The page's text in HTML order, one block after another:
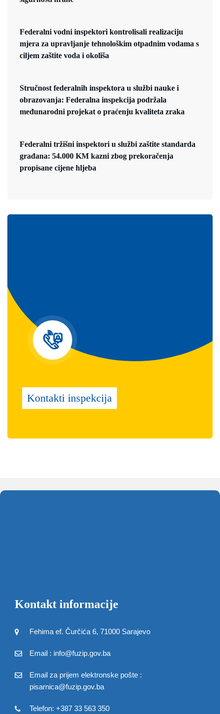
Federalni vodni inspektori kontrolisali realizaciju
mjera za upravljanje tehnološkim otpadnim vodama s
ciljem zaštite voda i okoliša
Stručnost federalnih inspektora u službi nauke i
obrazovanja: Federalna inspekcija podržala
međunarodni projekat o praćenju kvaliteta zraka
Federalni tržišni inspektori u službi zaštite standarda
građana: 54.000 KM kazni zbog prekoračenja
propisane cijene hljeba
Kontakti inspekcija
Kontakt informacije
Fehima ef. Čurčića 6, 71000 Sarajevo
Email : info@fuzip.gov.ba
Email za prijem elektronske pošte :
pisarnica@fuzip.gov.ba
Telefon: +387 33 563 350